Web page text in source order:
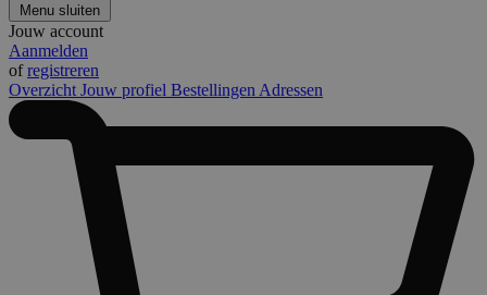
Menu sluiten
Jouw account
Aanmelden
ofregistreren
Overzicht Jouw profiel Bestellingen Adressen